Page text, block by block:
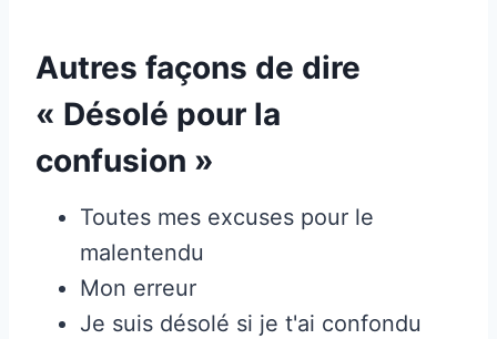
Autres façons de dire
« Désolé pour la
confusion »
Toutes mes excuses pour le
malentendu
Mon erreur
Je suis désolé si je t'ai confondu